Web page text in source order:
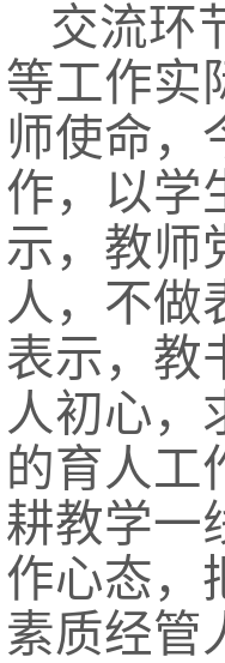
交流环
等工作实
师使命，
作，以学
示，教师
人，不做
表示，教
人初心，
的育人工
耕教学一
作心态，
素质经管